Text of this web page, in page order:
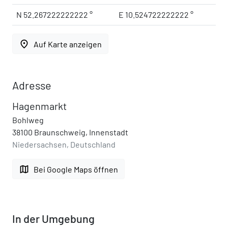
N 52.267222222222 ° E 10.524722222222 °
place Auf Karte anzeigen
Adresse
Hagenmarkt
Bohlweg
38100 Braunschweig, Innenstadt
Niedersachsen, Deutschland
map Bei Google Maps öffnen
In der Umgebung